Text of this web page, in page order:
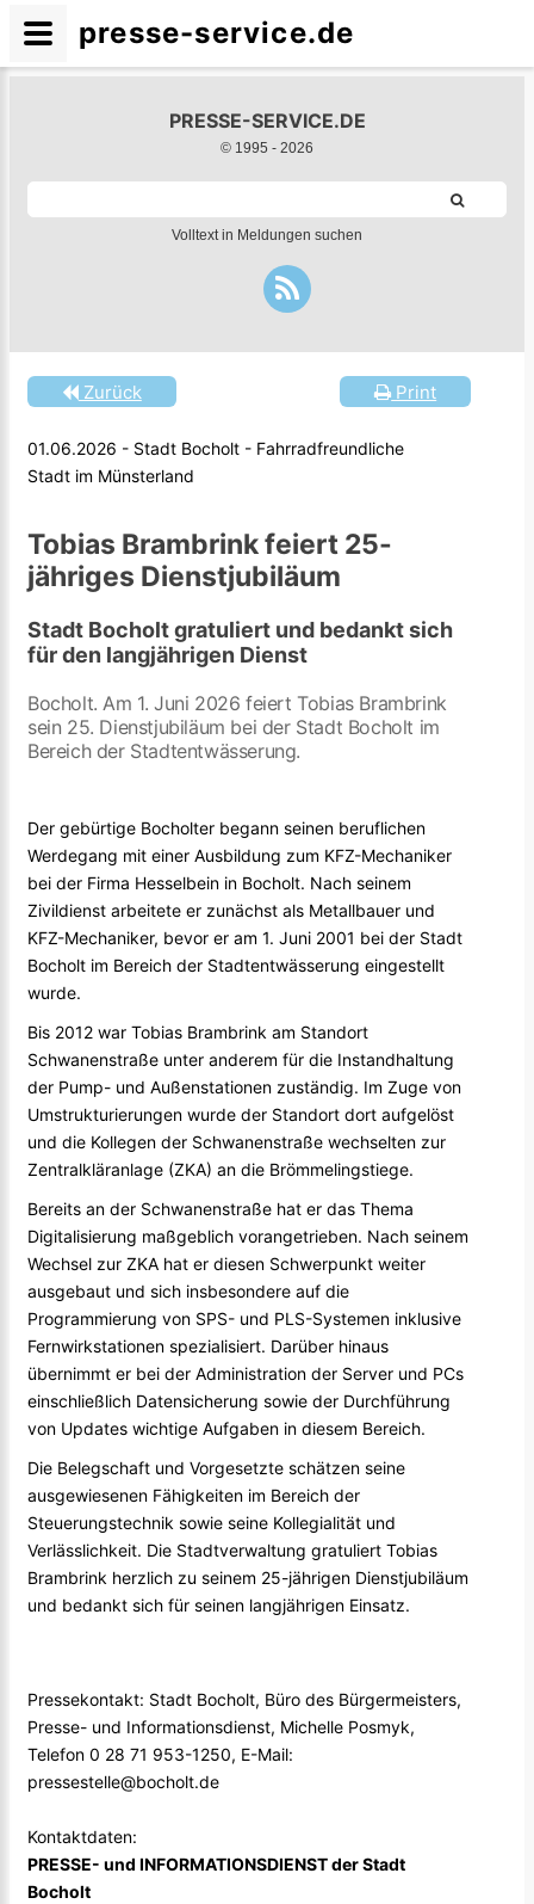
PRESSE-SERVICE.DE
© 1995 - 2026
Volltext in Meldungen suchen
Print
Zurück
01.06.2026 - Stadt Bocholt - Fahrradfreundliche
Stadt im Münsterland
Tobias Brambrink feiert 25-
jähriges Dienstjubiläum
Stadt Bocholt gratuliert und bedankt sich
für den langjährigen Dienst
Bocholt. Am 1. Juni 2026 feiert Tobias Brambrink
sein 25. Dienstjubiläum bei der Stadt Bocholt im
Bereich der Stadtentwässerung.
Der gebürtige Bocholter begann seinen beruflichen
Werdegang mit einer Ausbildung zum KFZ-Mechaniker
bei der Firma Hesselbein in Bocholt. Nach seinem
Zivildienst arbeitete er zunächst als Metallbauer und
KFZ-Mechaniker, bevor er am 1. Juni 2001 bei der Stadt
Bocholt im Bereich der Stadtentwässerung eingestellt
wurde.
Bis 2012 war Tobias Brambrink am Standort
Schwanenstraße unter anderem für die Instandhaltung
der Pump- und Außenstationen zuständig. Im Zuge von
Umstrukturierungen wurde der Standort dort aufgelöst
und die Kollegen der Schwanenstraße wechselten zur
Zentralkläranlage (ZKA) an die Brömmelingstiege.
Bereits an der Schwanenstraße hat er das Thema
Digitalisierung maßgeblich vorangetrieben. Nach seinem
Wechsel zur ZKA hat er diesen Schwerpunkt weiter
ausgebaut und sich insbesondere auf die
Programmierung von SPS- und PLS-Systemen inklusive
Fernwirkstationen spezialisiert. Darüber hinaus
übernimmt er bei der Administration der Server und PCs
einschließlich Datensicherung sowie der Durchführung
von Updates wichtige Aufgaben in diesem Bereich.
Die Belegschaft und Vorgesetzte schätzen seine
ausgewiesenen Fähigkeiten im Bereich der
Steuerungstechnik sowie seine Kollegialität und
Verlässlichkeit. Die Stadtverwaltung gratuliert Tobias
Brambrink herzlich zu seinem 25-jährigen Dienstjubiläum
und bedankt sich für seinen langjährigen Einsatz.
Pressekontakt: Stadt Bocholt, Büro des Bürgermeisters,
Presse- und Informationsdienst, Michelle Posmyk,
Telefon 0 28 71 953-1250, E-Mail:
pressestelle@bocholt.de
Kontaktdaten:
PRESSE- und INFORMATIONSDIENST der Stadt
Bocholt
presse-service.de